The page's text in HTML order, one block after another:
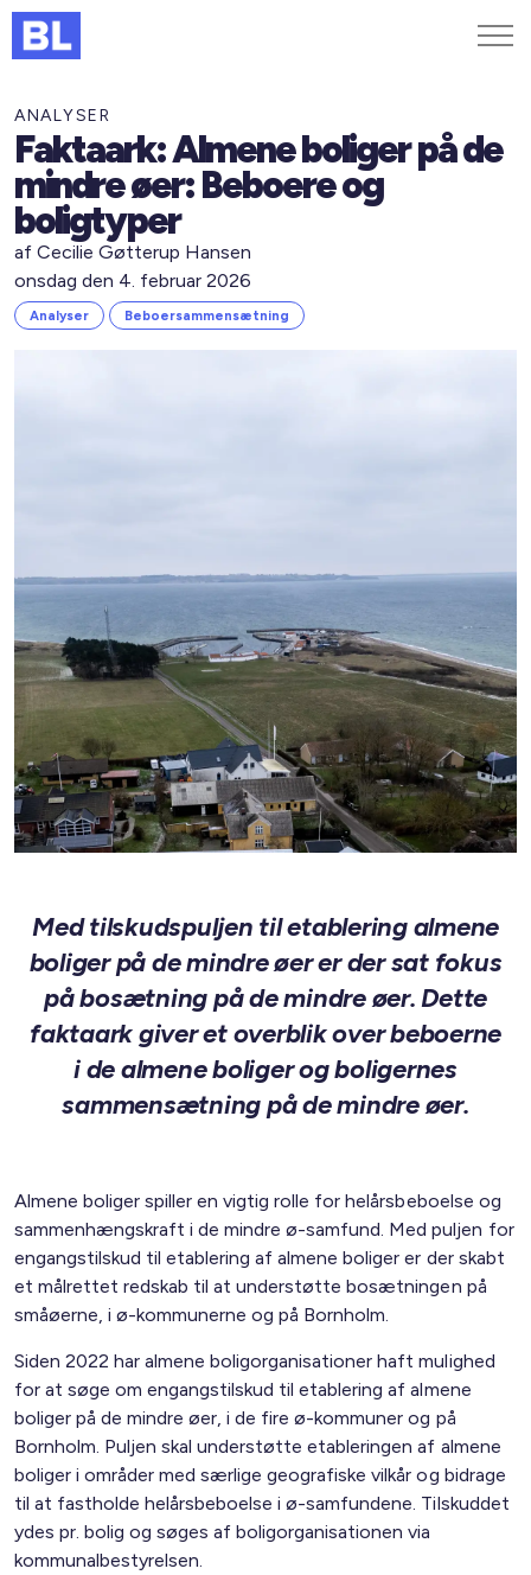
Genveje
Find medarbejder
Kurser og arrangementer
Jobportalen
MitBL
ANALYSER
Faktaark: Almene boliger på de
mindre øer: Beboere og
boligtyper
af Cecilie Gøtterup Hansen
onsdag den 4. februar 2026
Analyser Beboersammensætning
Med tilskudspuljen til etablering almene
boliger på de mindre øer er der sat fokus
på bosætning på de mindre øer. Dette
faktaark giver et overblik over beboerne
i de almene boliger og boligernes
sammensætning på de mindre øer.
Almene boliger spiller en vigtig rolle for helårsbeboelse og
sammenhængskraft i de mindre ø-samfund. Med puljen for
engangstilskud til etablering af almene boliger er der skabt
et målrettet redskab til at understøtte bosætningen på
småøerne, i ø-kommunerne og på Bornholm.
Siden 2022 har almene boligorganisationer haft mulighed
for at søge om engangstilskud til etablering af almene
boliger på de mindre øer, i de fire ø-kommuner og på
Bornholm. Puljen skal understøtte etableringen af almene
boliger i områder med særlige geografiske vilkår og bidrage
til at fastholde helårsbeboelse i ø-samfundene. Tilskuddet
ydes pr. bolig og søges af boligorganisationen via
kommunalbestyrelsen.